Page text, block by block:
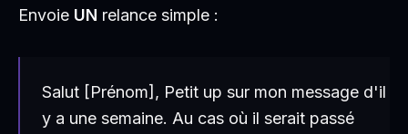
Envoie UN relance simple :
Salut [Prénom], Petit up sur mon message d'il
y a une semaine. Au cas où il serait passé